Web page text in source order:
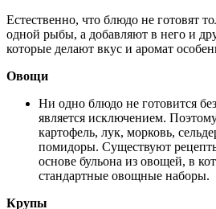
Естественно, что блюдо не готовят
одной рыбы, а добавляют в него и
которые делают вкус и аромат
Овощи
Ни одно блюдо не готовится
является исключением.
картофель, лук, морковь,
помидоры. Существуют
основе бульона из овощей, в
стандартные овощные наборы.
Крупы